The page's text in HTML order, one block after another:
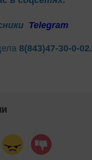
Telegram
8(843)47-30-0-02.